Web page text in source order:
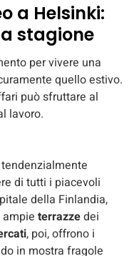
a Helsinki:
stagione
per vivere una
quello estivo.
può sfruttare al
lavoro.
di tutti i piacevoli
della Finlandia,
terrazzedei
, poi, offrono i
in mostra fragole